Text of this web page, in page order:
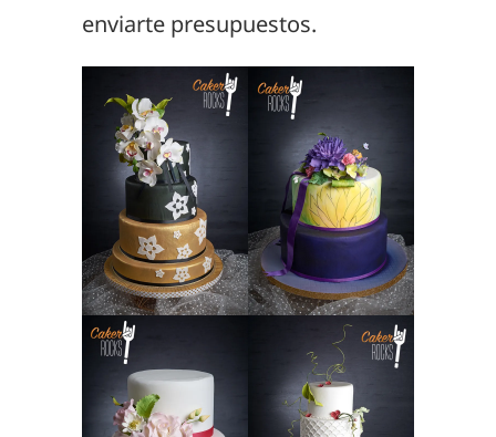
enviarte presupuestos.